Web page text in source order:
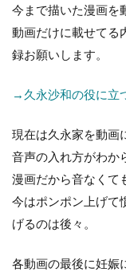
今まで描いた漫画を
動画だけに載せてる
録お願いします。
→久永沙和の役に立
現在は久永家を動画
音声の入れ方がわか
漫画だから音なくて
今はポンポン上げて
げるのは後々。
各動画の最後に妊娠